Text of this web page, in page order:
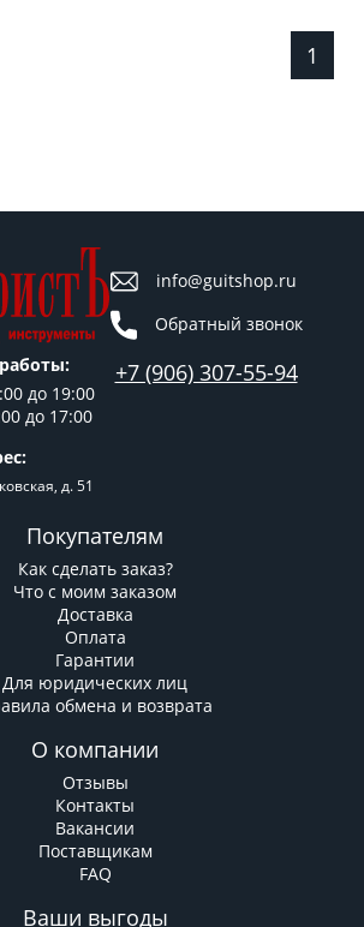
1
до 19:00
до 17:00
д. 51
info@guitshop.ru
Обратный звонок
+7 (906) 307-55-94
Покупателям
Как сделать заказ?
Что с моим заказом
Доставка
Оплата
Гарантии
Для юридических лиц
обмена и возврата
О компании
Отзывы
Контакты
Вакансии
Поставщикам
FAQ
Ваши выгоды